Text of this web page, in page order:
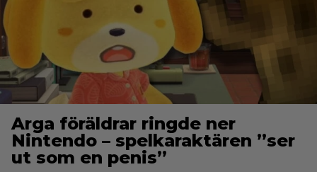
Arga föräldrar ringde ner
Nintendo – spelkaraktären ”ser
ut som en penis”